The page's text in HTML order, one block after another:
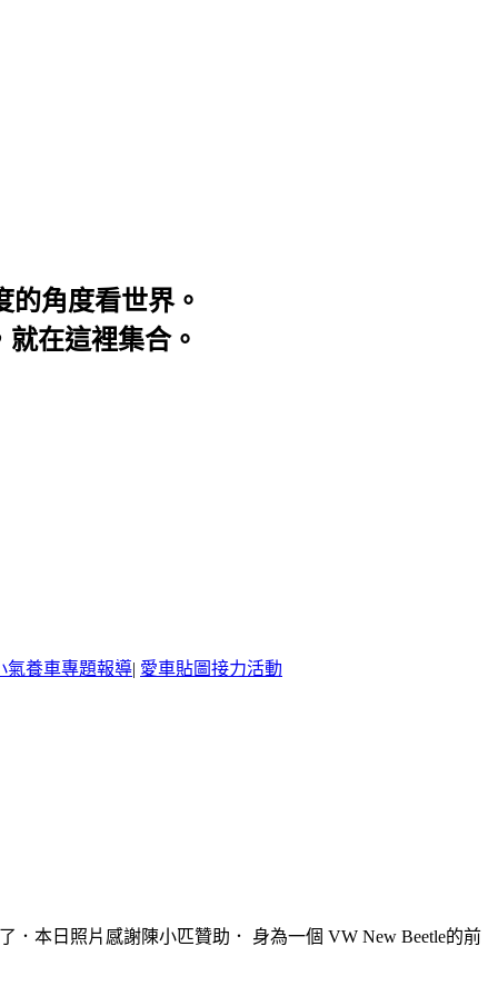
的角度看世界。
在這裡集合。
氣養車專題報導| 愛車貼圖接力活動
本日照片感謝陳小匹贊助． 身為一個 VW New Beetle的前